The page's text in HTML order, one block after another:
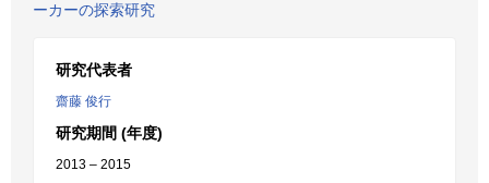
ーカーの探索研究
研究代表者
齋藤 俊行
研究期間 (年度)
2013 – 2015